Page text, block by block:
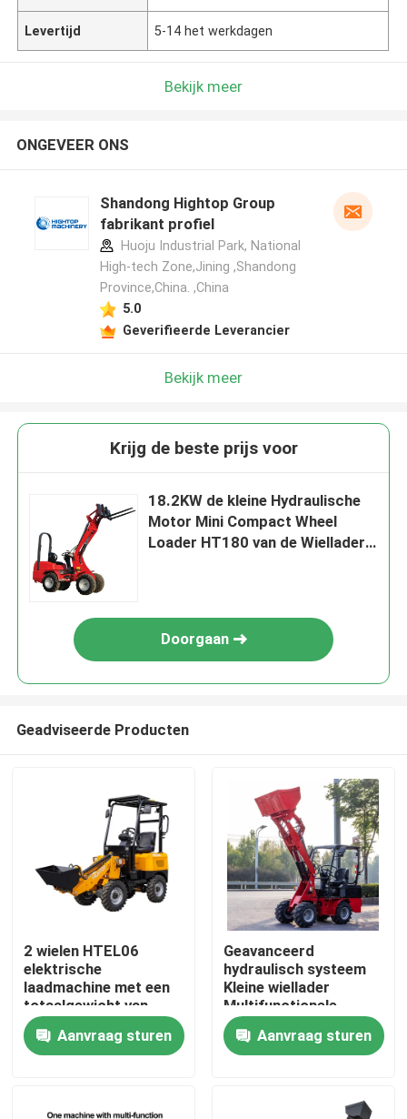
Thuis
Producten
Over ons
Levertijd 5-14 het werkdagen
Bekijk meer
ONGEVEER ONS
Shandong Hightop Group
fabrikant profiel
Huoju Industrial Park, National
High-tech Zone,Jining ,Shandong
Province,China. ,China
5.0
Geverifieerde Leverancier
Bekijk meer
Krijg de beste prijs voor
18.2KW de kleine Hydraulische
Motor Mini Compact Wheel
Loader HT180 van de Wiellader
Doorgaan
Geadviseerde Producten
2 wielen HTEL06
elektrische
laadmachine met een
totaalgewicht van
1320
Aanvraag sturen
Geavanceerd
hydraulisch systeem
Kleine wiellader
Multifunctionele
bevestigingen met
stabiele
werkomstandigheden
Aanvraag sturen